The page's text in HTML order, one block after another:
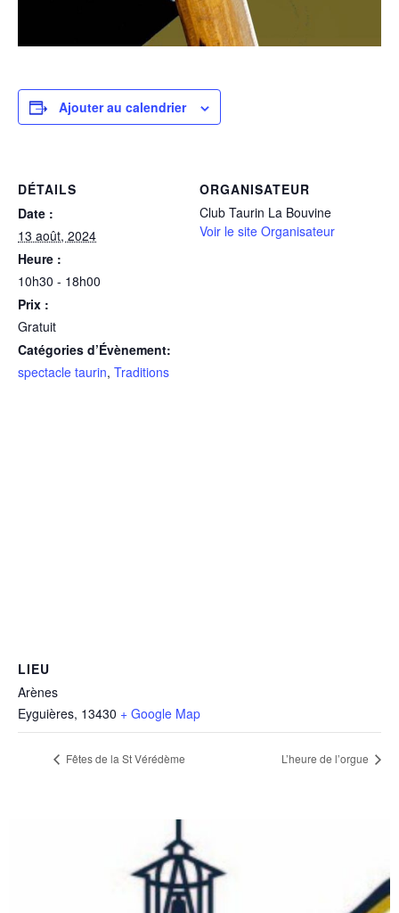
Ajouter au calendrier
DÉTAILS
Date :
13 août, 2024
Heure :
10h30 - 18h00
Prix :
Gratuit
Catégories d’Évènement:
spectacle taurin, Traditions
ORGANISATEUR
Club Taurin La Bouvine
Voir le site Organisateur
LIEU
Arènes
Eyguières, 13430 + Google Map
Fêtes de la St Vérédème L’heure de l’orgue